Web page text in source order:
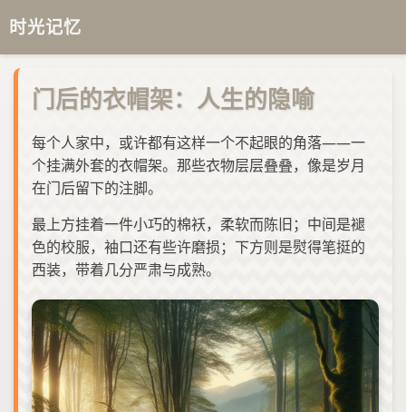
时光记忆
门后的衣帽架：人生的隐喻
每个人家中，或许都有这样一个不起眼的角落——一
个挂满外套的衣帽架。那些衣物层层叠叠，像是岁月
在门后留下的注脚。
最上方挂着一件小巧的棉袄，柔软而陈旧；中间是褪
色的校服，袖口还有些许磨损；下方则是熨得笔挺的
西装，带着几分严肃与成熟。